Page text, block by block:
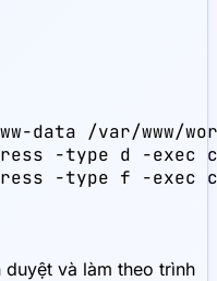
data /var/www/
-type d -exec
-type f -exec
và làm theo trình